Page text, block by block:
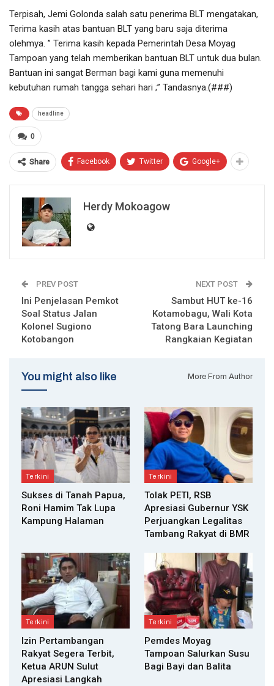
Terpisah, Jemi Golonda salah satu penerima BLT mengatakan,
Terima kasih atas bantuan BLT yang baru saja diterima
olehmya. ” Terima kasih kepada Pemerintah Desa Moyag
Tampoan yang telah memberikan bantuan BLT untuk dua bulan.
Bantuan ini sangat Berman bagi kami guna memenuhi
kebutuhan rumah tangga sehari hari ;” Tandasnya.(###)
headline
0
Share Facebook Twitter Google+
Herdy Mokoagow
PREV POST
Ini Penjelasan Pemkot
Soal Status Jalan
Kolonel Sugiono
Kotobangon
NEXT POST
Sambut HUT ke-16
Kotamobagu, Wali Kota
Tatong Bara Launching
Rangkaian Kegiatan
You might also like More From Author
Terkini
Sukses di Tanah Papua,
Roni Hamim Tak Lupa
Kampung Halaman
Terkini
Tolak PETI, RSB
Apresiasi Gubernur YSK
Perjuangkan Legalitas
Tambang Rakyat di BMR
Terkini
Izin Pertambangan
Rakyat Segera Terbit,
Ketua ARUN Sulut
Apresiasi Langkah
Terkini
Pemdes Moyag
Tampoan Salurkan Susu
Bagi Bayi dan Balita